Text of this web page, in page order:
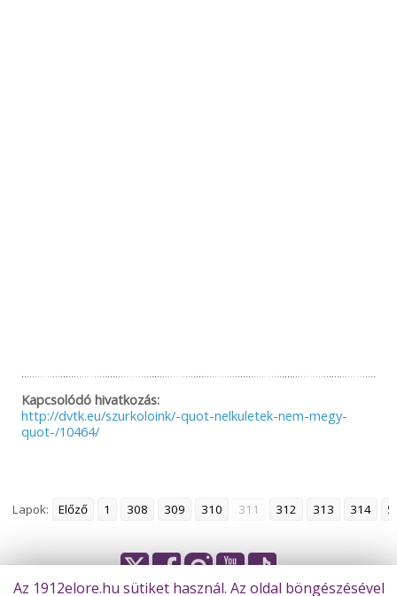
Kapcsolódó hivatkozás:
http://dvtk.eu/szurkoloink/-quot-nelkuletek-nem-megy-
quot-/10464/
Lapok: Előző 1 308 309 310 311 312 313 314
Az 1912elore.hu sütiket használ. Az oldal böngészésével